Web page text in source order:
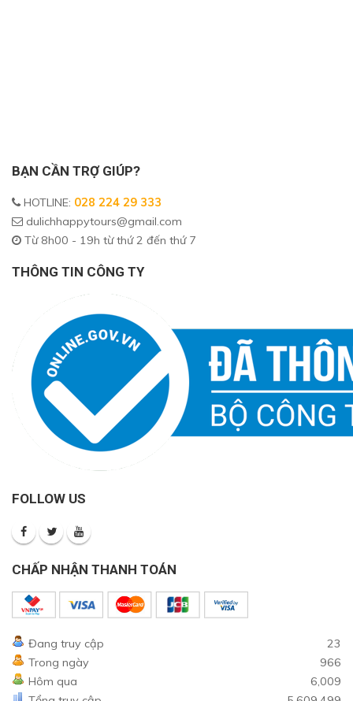
BẠN CẦN TRỢ GIÚP?
HOTLINE: 028 224 29 333
dulichhappytours@gmail.com
Từ 8h00 - 19h từ thứ 2 đến thứ 7
THÔNG TIN CÔNG TY
FOLLOW US
CHẤP NHẬN THANH TOÁN
Đang truy cập
23
Trong ngày
966
Hôm qua
6,009